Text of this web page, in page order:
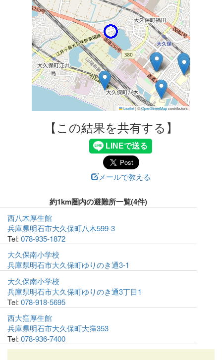
Leaflet|©OpenStreetMapcontributors
【この結果を共有する】
メールで教える
約1km圏内の避難所一覧(4件)
西八木厚生館
兵庫県明石市大久保町八木599-3
Tel: 078-935-1872
大久保南小学校
兵庫県明石市大久保町ゆりのき通3-1
大久保南小学校
兵庫県明石市大久保町ゆりのき通3丁目1
Tel: 078-918-5695
西大窪厚生館
兵庫県明石市大久保町大窪353
Tel: 078-936-7400